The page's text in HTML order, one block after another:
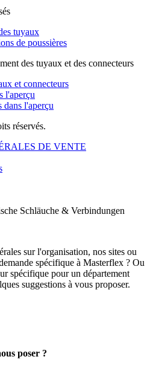
tuyaux
de poussières
des tuyaux et des connecteurs
et connecteurs
l'aperçu
dans l'aperçu
réservés.
DE VENTE
sur l'organisation, nos sites ou
spécifique à Masterflex ? Ou
spécifique pour un département
suggestions à vous proposer.
poser ?